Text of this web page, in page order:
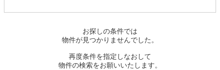
お探しの条件では
物件が見つかりませんでした。
再度条件を指定しなおして
物件の検索をお願いいたします。